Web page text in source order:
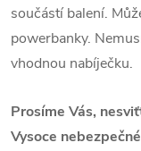
součástí balení.
powerbanky.
vhodnou nabíječku.
Prosíme Vás,
Vysoce